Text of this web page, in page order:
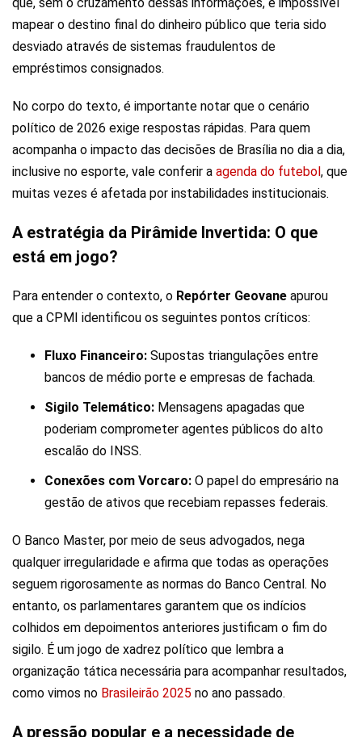
mapear o destino final do dinheiro público que teria sido
desviado através de sistemas fraudulentos de
empréstimos consignados.
No corpo do texto, é importante notar que o cenário
político de 2026 exige respostas rápidas. Para quem
acompanha o impacto das decisões de Brasília no dia a dia,
inclusive no esporte, vale conferir a agenda do futebol , que
muitas vezes é afetada por instabilidades institucionais.
A estratégia da Pirâmide Invertida: O que
está em jogo?
Para entender o contexto, o Repórter Geovane apurou
que a CPMI identificou os seguintes pontos críticos:
Fluxo Financeiro: Supostas triangulações entre
bancos de médio porte e empresas de fachada.
Sigilo Telemático: Mensagens apagadas que
poderiam comprometer agentes públicos do alto
escalão do INSS.
Conexões com Vorcaro: O papel do empresário na
gestão de ativos que recebiam repasses federais.
O Banco Master, por meio de seus advogados, nega
qualquer irregularidade e afirma que todas as operações
seguem rigorosamente as normas do Banco Central. No
entanto, os parlamentares garantem que os indícios
colhidos em depoimentos anteriores justificam o fim do
sigilo. É um jogo de xadrez político que lembra a
organização tática necessária para acompanhar resultados,
como vimos no Brasileirão 2025 no ano passado.
A pressão popular e a necessidade de